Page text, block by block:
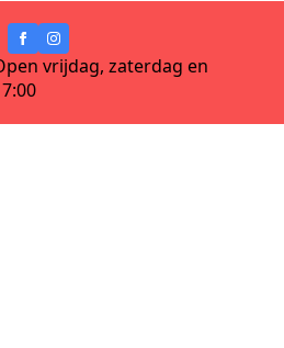
vrijdag, zaterdag en